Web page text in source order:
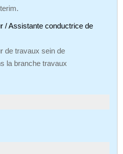
/ Assistante conductrice de
de travaux sein de
la branche travaux